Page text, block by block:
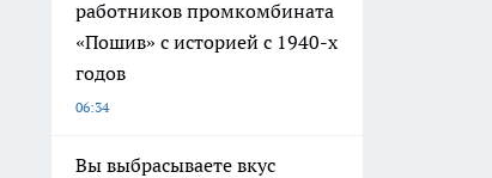
работников промкомбината
«Пошив» с историей с 1940-х
годов
06:34
Вы выбрасываете вкус